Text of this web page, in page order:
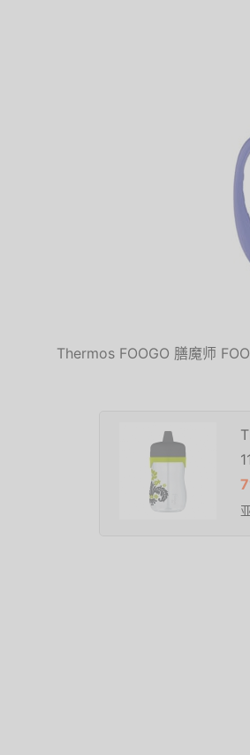
Thermos FOOGO 膳魔师